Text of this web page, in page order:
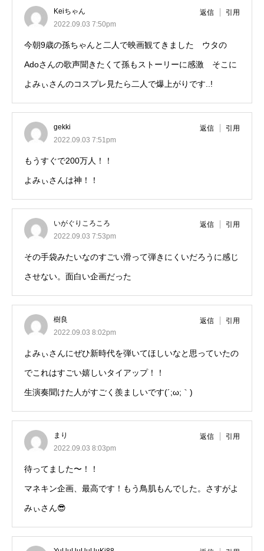
Keiちゃん
2022.09.03 7:50pm
返信 引用
今朝9歳の孫ちゃんと二人で映画観てきました ウタの
Adoさんの歌声聞きたくて孫もストーリーに感激 そこに
よみぃさんのコスプレ見たら二人で爆上がりです..!
gekki
2022.09.03 7:51pm
返信 引用
もうすぐで200万人！！
よみぃさんは神！！
いがぐりころころ
2022.09.03 7:53pm
返信 引用
その手袋みたいなのすごい滑って弾きにくいだろうに感じ
させない。面白い企画だった
樹良
2022.09.03 8:02pm
返信 引用
よみぃさんにぜひ新時代を弾いてほしいなと思っていたの
でこれはすごい嬉しいタイアップ！！
生演奏聞けた人がすごく羨ましいです(´;ω;｀)
まり
2022.09.03 8:03pm
返信 引用
待ってました〜！！
マネキン企画、最高です！もう鳥肌もんでした。さすがよ
みぃさん😎